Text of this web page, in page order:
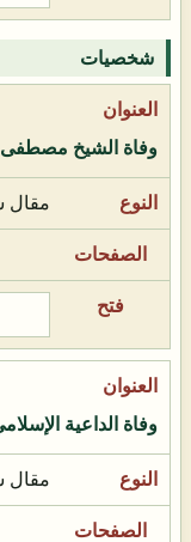
شخصيات
وفاة الشيخ مصطفى
مقال
وفاة الداعية
مقال